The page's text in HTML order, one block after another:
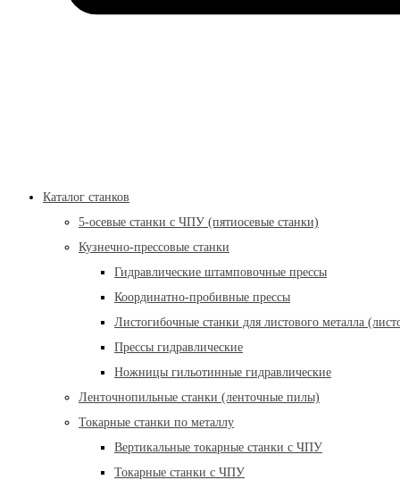
Каталог станков
5-осевые станки с ЧПУ (пятиосевые станки)
Кузнечно-прессовые станки
Гидравлические штамповочные прессы
Координатно-пробивные прессы
Листогибочные станки для листового металла
Прессы гидравлические
Ножницы гильотинные гидравлические
Ленточнопильные станки (ленточные пилы)
Токарные станки по металлу
Вертикальные токарные станки с ЧПУ
Токарные станки с ЧПУ